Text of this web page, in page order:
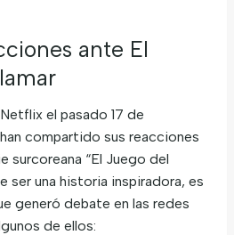
ante El
el pasado 17 de
compartido sus reacciones
surcoreana “El Juego del
ser una historia inspiradora, es
generó debate en las redes
de ellos: